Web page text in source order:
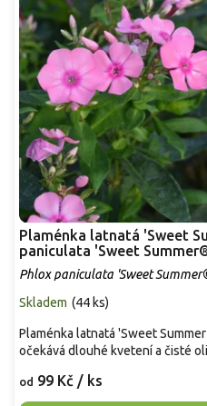
Plaménka latnatá 'Sweet
paniculata 'Sweet
Phlox paniculata 'Sweet
Skladem (44 ks)
od 99 Kč / ks
Plaménka latnatá 'Sweet
očekává dlouhé kvetení a čisté